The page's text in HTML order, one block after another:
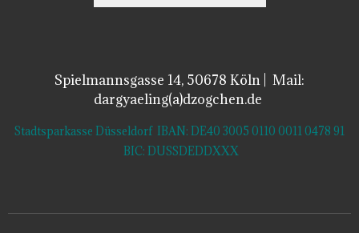
Spielmannsgasse 14, 50678 Köln | Mail:
dargyaeling(a)dzogchen.de
Stadtsparkasse Düsseldorf IBAN: DE40 3005 0110 0011 0478 91
BIC: DUSSDEDDXXX